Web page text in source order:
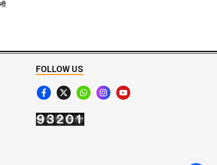
FOLLOW US